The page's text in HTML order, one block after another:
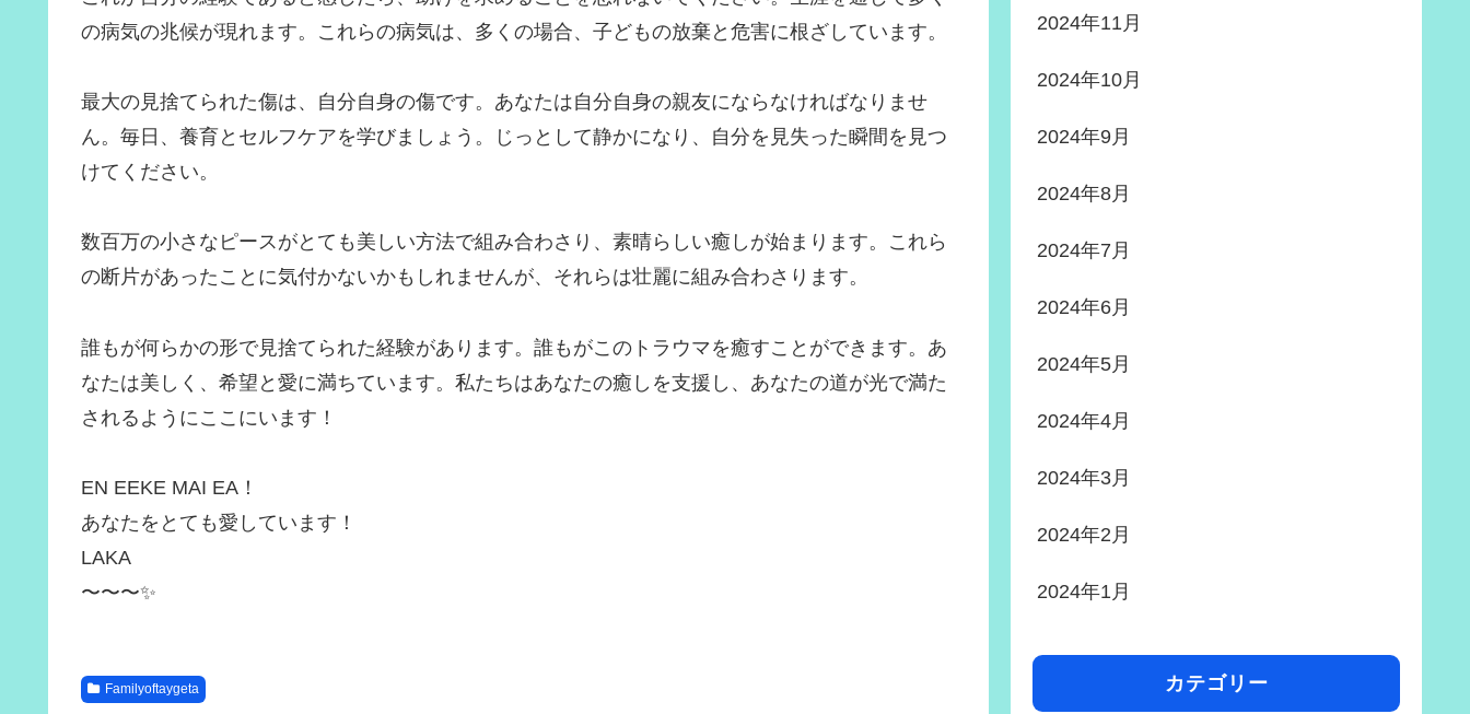
の病気の兆候が現れます。これらの病気は、多くの場合、子どもの放棄と危害に根ざしています。
最大の見捨てられた傷は、自分自身の傷です。あなたは自分自身の親友にならなければなりませ
ん。毎日、養育とセルフケアを学びましょう。じっとして静かになり、自分を見失った瞬間を見つ
けてください。
数百万の小さなピースがとても美しい方法で組み合わさり、素晴らしい癒しが始まります。これら
の断片があったことに気付かないかもしれませんが、それらは壮麗に組み合わさります。
誰もが何らかの形で見捨てられた経験があります。誰もがこのトラウマを癒すことができます。あ
なたは美しく、希望と愛に満ちています。私たちはあなたの癒しを支援し、あなたの道が光で満た
されるようにここにいます！
EN EEKE MAI EA！
あなたをとても愛しています！
LAKA
〜〜〜✨
Familyoftaygeta
2024年11月
2024年10月
2024年9月
2024年8月
2024年7月
2024年6月
2024年5月
2024年4月
2024年3月
2024年2月
2024年1月
カテゴリー